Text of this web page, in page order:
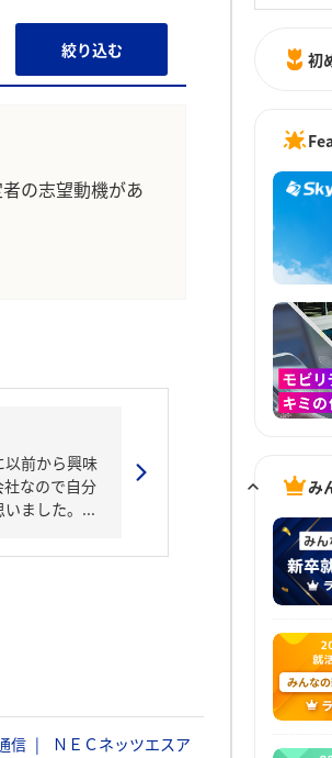
絞り込む
の志望動機があ
前から興味
なので自分
ました。...
信
ＮＥＣネッツエスア
初
み